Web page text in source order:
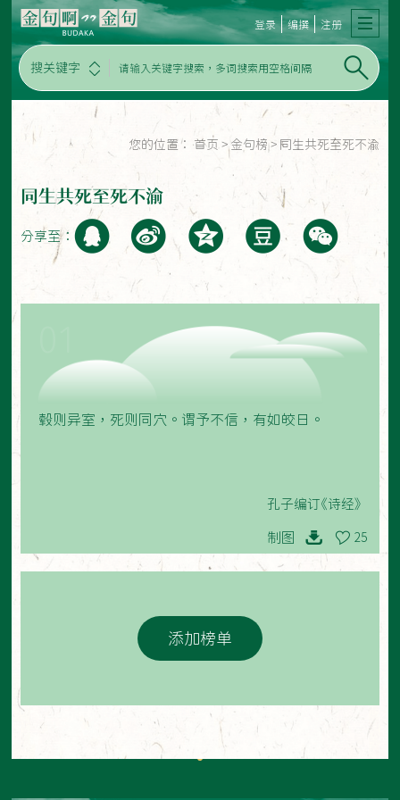
搜关键字
登录 编撰 注册
您的位置： 首页 > 金句榜 > 同生共死至死不渝
同生共死至死不渝
分享至：
毂则异室，死则同穴。谓予不信，有如皎日。
孔子编订《诗经》
制图 25
添加榜单